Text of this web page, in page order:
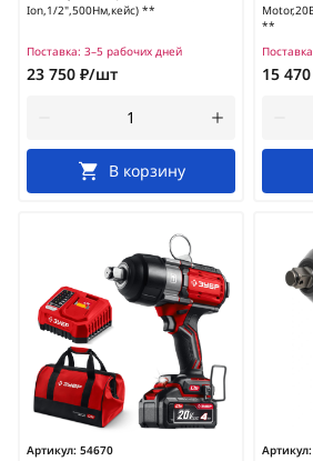
Ion,1/2",500Нм,кейс) **
Поставка: 3–5 рабочих дней
23 750 ₽/шт
В корзину
**
15
Артикул: 54670
Артикул: